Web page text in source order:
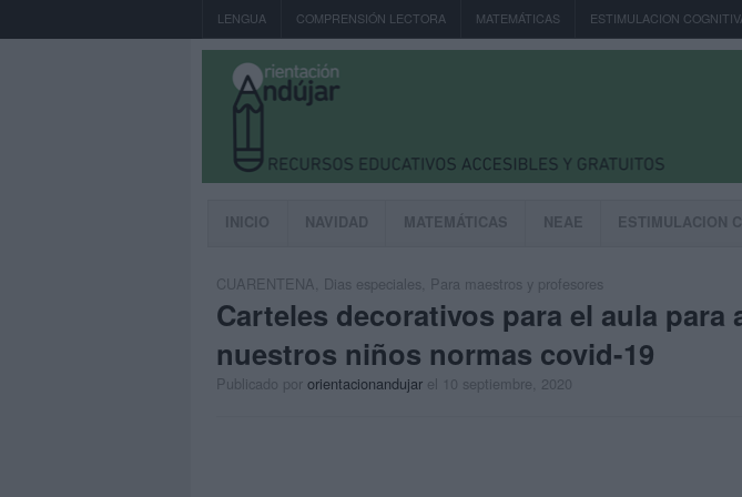
LENGUA COMPRENSIÓN LECTORA MATEMÁTICAS ESTIMULACION
INICIO NAVIDAD MATEMÁTICAS NEAE ESTIMULACION
CUARENTENA Dias especiales Para maestros y profesores
Carteles decorativos para el aula para
nuestros niños normas covid-19
Publicado por orientacionandujar el 10 septiembre, 2020